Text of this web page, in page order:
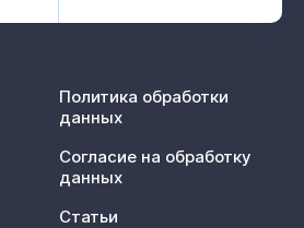
Политика обработки
данных
Согласие на обработку
данных
Статьи